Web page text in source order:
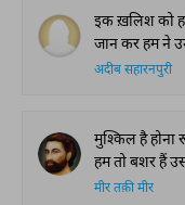
इक ख़लिश को
जान कर हम ने
अदीब सहारनपुरी
मुश्किल है
हम तो बशर हैं
मीर तक़ी मीर